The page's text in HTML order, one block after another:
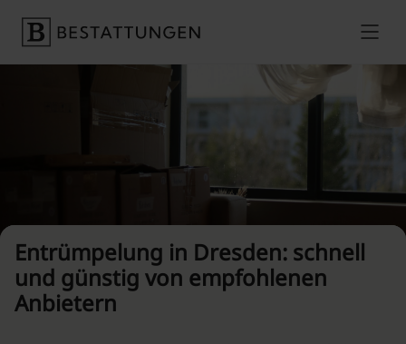
Preise vergleichen
Entrümpelung in Dresden: schnell
und günstig von empfohlenen
Anbietern